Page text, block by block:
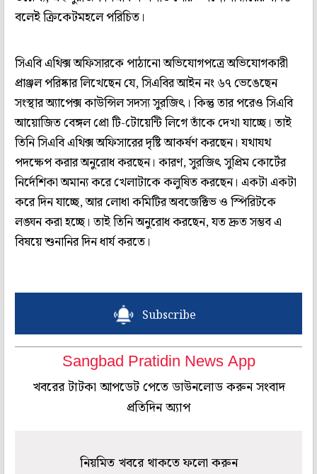
বলেই ক্রিকেটমহলে পরিচিত।
সিএবি এথিক্স অফিসারকে পাঠানো অভিযোগপত্রে অভিযোগকারী
প্রাঞ্জল পরিষ্কার লিখেছেন যে, সিএবির আইন নং ৬৭ ভেঙেছেন
সংস্থার অ‌্যাপেক্স কাউন্সিল সদস‌্য সুরজিৎ। কিন্তু তার পরেও সিএবি
আয়োজিত বেঙ্গল প্রো টি-টোয়েন্টি লিগে তাঁকে দেখা যাচ্ছে। তাই
তিনি সিএবি এথিক্স অফিসারের দৃষ্টি আকর্ষণ করছেন। যথাযথ
পদক্ষেপ করার অনুরোধ করছেন। কারণ, সুরজিৎ সুপ্রিম কোর্টের
নির্দেশিকা অমান‌্য করে খেলাটাকে কলুষিত করছেন। একটা একটা
করে দিন যাচ্ছে, আর লোধা কমিটির অবজেক্টিভ ও স্পিরিটকে
লঙ্ঘন করা হচ্ছে। তাই তিনি অনুরোধ করছেন, যত দ্রুত সম্ভব এ
বিষয়ে শুনানির দিন ধার্য করতে।
Subscribe
Sangbad Pratidin News App
খবরের টাটকা আপডেট পেতে ডাউনলোড করুন সংবাদ
প্রতিদিন অ্যাপ
নিয়মিত খবরে থাকতে ফলো করুন